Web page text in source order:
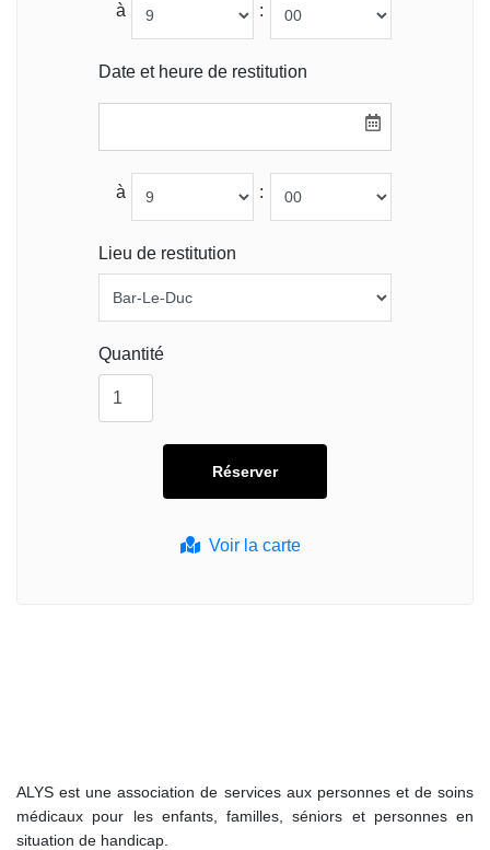
Voir la carte
à :
Date et heure de restitution
à :
Lieu de restitution
Quantité
ALYS est une association de services aux personnes et de soins
médicaux pour les enfants, familles, séniors et personnes en
situation de handicap.